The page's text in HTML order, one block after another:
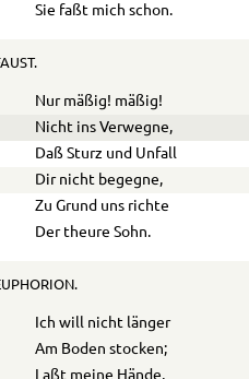
Sie faßt mich schon.
Nur mäßig! mäßig!
Nicht ins Verwegne,
Daß Sturz und Unfall
Dir nicht begegne,
Zu Grund uns richte
Der theure Sohn.
Ich will nicht länger
Am Boden stocken;
Laßt meine Hände,